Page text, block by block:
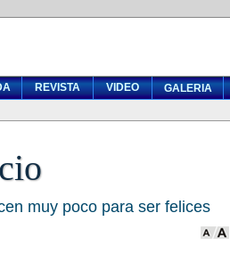
REVISTA VIDEO GALERIA
muy poco para ser felices